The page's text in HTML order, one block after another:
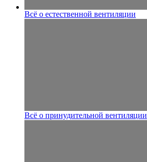
Всё о естественной вентиляции
Всё о принудительной вентиляции